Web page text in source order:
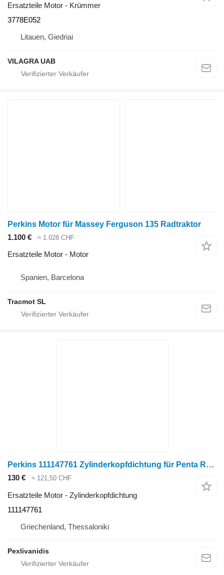
Ersatzteile Motor - Krümmer
3778E052
Litauen, Giedriai
VILAGRA UAB
Perkins Motor für Massey Ferguson 135 Radtraktor
1.100 €
≈ 1.028 CHF
Ersatzteile Motor - Motor
Spanien, Barcelona
Tracmot SL
Perkins 111147761 Zylinderkopfdichtung für Penta Radtraktor
130 € ≈ 121,50 CHF
Ersatzteile Motor - Zylinderkopfdichtung
111147761
Griechenland, Thessaloniki
Pexlivanidis